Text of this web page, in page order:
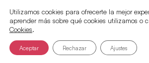
Utilizamos cookies para ofrecerte la mejor
aprender más sobre qué cookies utilizamos o
Cookies.
Aceptar Rechazar Ajustes